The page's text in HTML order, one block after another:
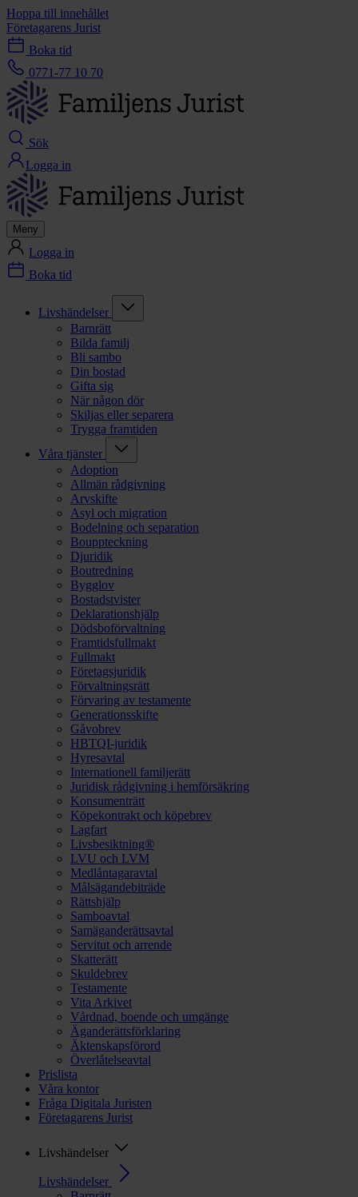
Hoppa till innehållet
Företagarens Jurist
Boka tid
0771-77 10 70
Sök
Logga in
Meny
Logga in
Boka tid
Livshändelser
Barnrätt
Bilda familj
Bli sambo
Din bostad
Gifta sig
När någon dör
Skiljas eller separera
Trygga framtiden
Våra tjänster
Adoption
Allmän rådgivning
Arvskifte
Asyl och migration
Bodelning och separation
Bouppteckning
Djuridik
Boutredning
Bygglov
Bostadstvister
Deklarationshjälp
Dödsboförvaltning
Framtidsfullmakt
Fullmakt
Företagsjuridik
Förvaltningsrätt
Förvaring av testamente
Generationsskifte
Gåvobrev
HBTQI-juridik
Hyresavtal
Internationell familjerätt
Juridisk rådgivning i hemförsäkring
Konsumenträtt
Köpekontrakt och köpebrev
Lagfart
Livsbesiktning®
LVU och LVM
Medlåntagaravtal
Målsägandebiträde
Rättshjälp
Samboavtal
Samäganderättsavtal
Servitut och arrende
Skatterätt
Skuldebrev
Testamente
Vita Arkivet
Vårdnad, boende och umgänge
Äganderättsförklaring
Äktenskapsförord
Överlåtelseavtal
Prislista
Våra kontor
Fråga Digitala Juristen
Företagarens Jurist
Livshändelser
Livshändelser